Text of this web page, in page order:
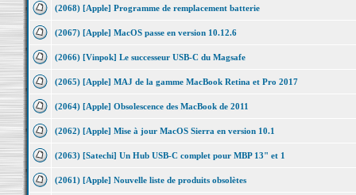
(2068) [Apple] Programme de remplacement batterie
(2067) [Apple] MacOS passe en version 10.12.6
(2066) [Vinpok] Le successeur USB-C du Magsafe
(2065) [Apple] MAJ de la gamme MacBook Retina et Pro 2017
(2064) [Apple] Obsolescence des MacBook de 2011
(2062) [Apple] Mise à jour MacOS Sierra en version 10.1
(2063) [Satechi] Un Hub USB-C complet pour MBP 13" et 1
(2061) [Apple] Nouvelle liste de produits obsolètes